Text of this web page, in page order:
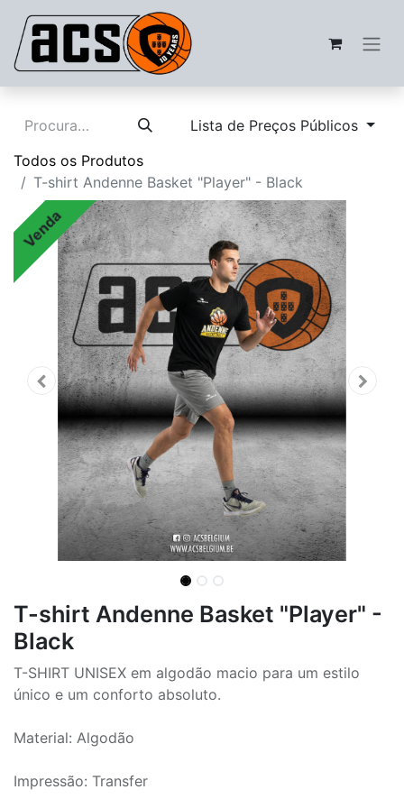
Lista de Preços Públicos
Todos os Produtos
T-shirt Andenne Basket "Player" - Black
Venda
T-shirt Andenne Basket "Player" -
Black
T-SHIRT UNISEX em algodão macio para um estilo
único e um conforto absoluto.
Material: Algodão
Impressão: Transfer